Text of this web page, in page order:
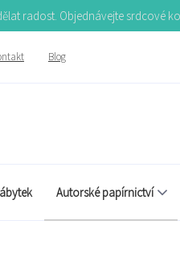
radost. Objednávejte srdcové
Blog
Autorské papírnictví